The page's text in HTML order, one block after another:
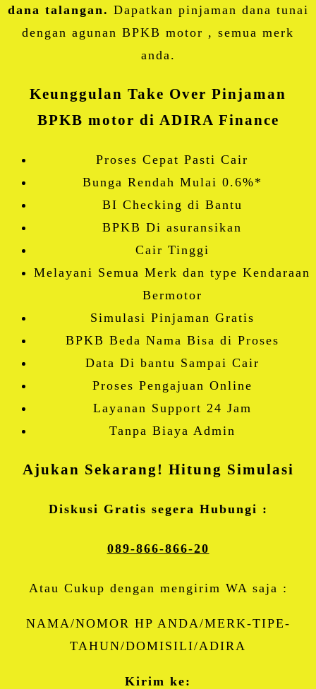
dana talangan. Dapatkan pinjaman dana tunai
dengan agunan BPKB motor , semua merk
anda.
Keunggulan Take Over Pinjaman
BPKB motor di ADIRA Finance
Proses Cepat Pasti Cair
Bunga Rendah Mulai 0.6%*
BI Checking di Bantu
BPKB Di asuransikan
Cair Tinggi
Melayani Semua Merk dan type Kendaraan
Bermotor
Simulasi Pinjaman Gratis
BPKB Beda Nama Bisa di Proses
Data Di bantu Sampai Cair
Proses Pengajuan Online
Layanan Support 24 Jam
Tanpa Biaya Admin
Ajukan Sekarang! Hitung Simulasi
Diskusi Gratis segera Hubungi :
089-866-866-20
Atau Cukup dengan mengirim WA saja :
NAMA/NOMOR HP ANDA/MERK-TIPE-
TAHUN/DOMISILI/ADIRA
Kirim ke: